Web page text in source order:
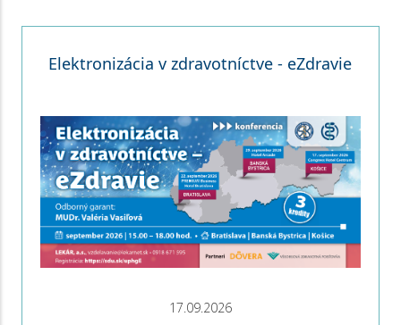
Elektronizácia v zdravotníctve - eZdravie
17.09.2026